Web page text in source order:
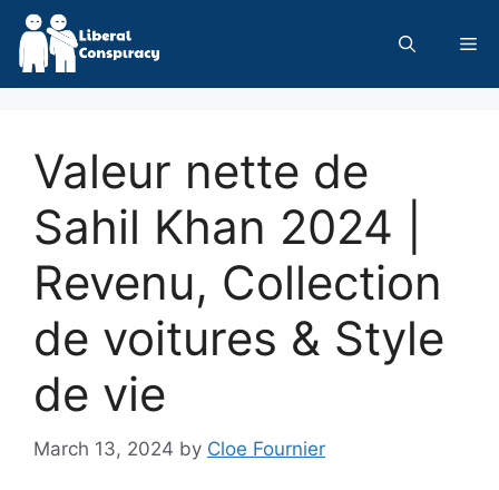
Skip
content
Valeur nette de
Sahil Khan 2024 |
Revenu, Collection
de voitures & Style
de vie
March 13, 2024 by Cloe Fournier